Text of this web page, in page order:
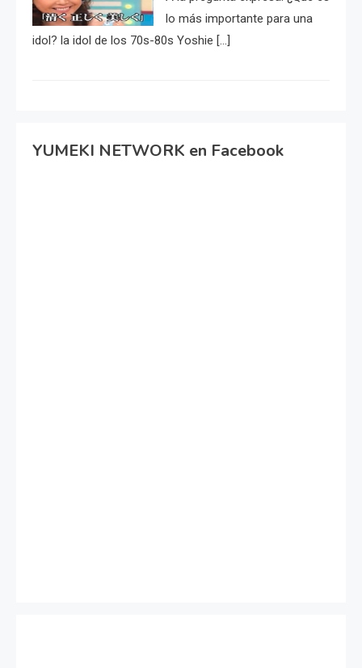
lo más importante para una
idol? la idol de los 70s-80s Yoshie […]
YUMEKI NETWORK en Facebook